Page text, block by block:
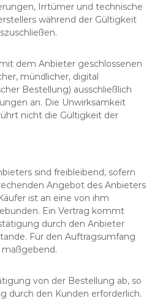
Irrtümer und technische
während der Gültigkeit
dem Anbieter geschlossenen
mündlicher, digital
Bestellung) ausschließlich
an. Die Unwirksamkeit
nicht die Gültigkeit der
sind freibleibend, sofern
Angebot des Anbieters
ist an eine von ihm
Ein Vertrag kommt
durch den Anbieter
Für den Auftragsumfang
von der Bestellung ab, so
durch den Kunden erforderlich.